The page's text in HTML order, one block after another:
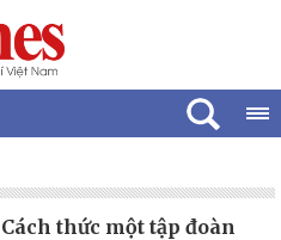
Cách thức một tập đoàn